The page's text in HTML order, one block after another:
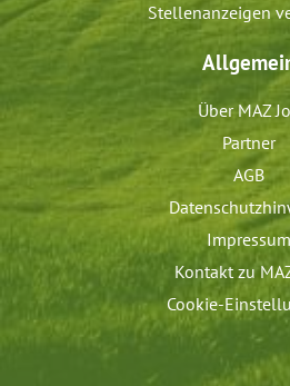
Stellenanzeigen
Über MAZ
Partner
AGB
Impressum
Kontakt zu
Cookie-